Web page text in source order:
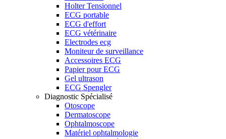
Holter Tensionnel
ECG portable
ECG d'effort
ECG vétérinaire
Electrodes ecg
Moniteur de surveillance
Accessoires ECG
Papier pour ECG
Gel ultrason
ECG Spengler
Diagnostic Spécialisé
Otoscope
Dermatoscope
Ophtalmoscope
Matériel ophtalmologie